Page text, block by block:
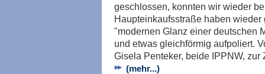
geschlossen, konnten wir wieder
Haupteinkaufsstraße haben wieder
"modernen Glanz einer deutschen
und etwas gleichförmig aufpoliert.
Gisela Penteker, beide IPPNW, zur
(mehr...)